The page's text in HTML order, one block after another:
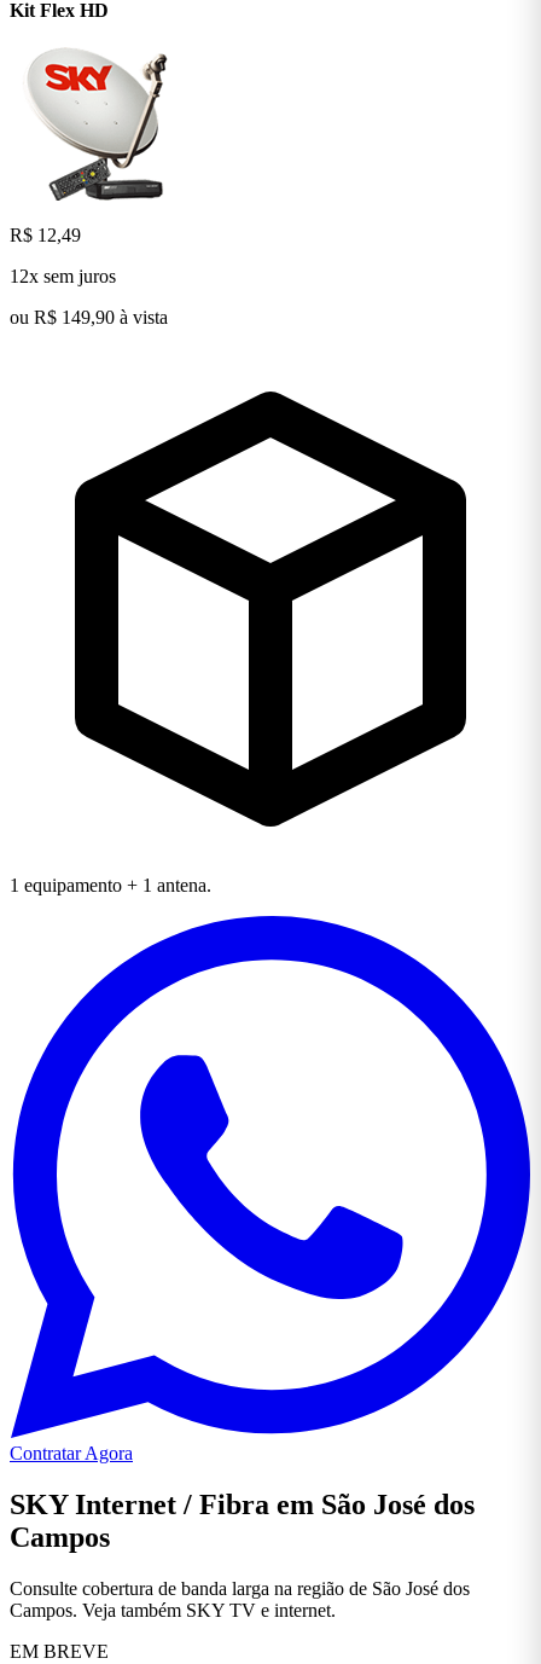
Kit Flex HD
R$ 12,49
12x sem juros
ou R$ 149,90 à vista
1 equipamento + 1 antena.
Contratar Agora
SKY Internet / Fibra em São José dos
Campos
Consulte cobertura de banda larga na região de São José dos
Campos. Veja também SKY TV e internet.
EM BREVE